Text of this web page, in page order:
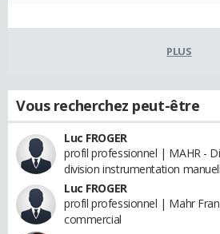
PLUS
Vous recherchez peut-être
Luc FROGER
profil professionnel | MAHR -
division instrumentation
Luc FROGER
profil professionnel | Mahr
commercial